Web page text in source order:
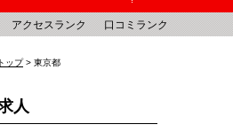
アクセスランク 口コミランク
ップ> 東京都
人